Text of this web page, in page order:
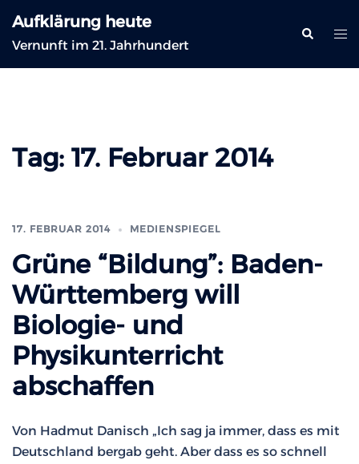
Inhalt
springen
Aufklärung heute
Vernunft im 21. Jahrhundert
Suche
Tag: 17. Februar 2014
17. FEBRUAR 2014 MEDIENSPIEGEL
Grüne “Bildung”: Baden-
Württemberg will
Biologie- und
Physikunterricht
abschaffen
Von Hadmut Danisch „Ich sag ja immer, dass es mit
Deutschland bergab geht. Aber dass es so schnell